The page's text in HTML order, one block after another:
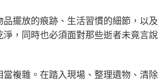
擺放的痕跡、生活習慣的細節，以及
，同時也必須面對那些逝者未竟言說
複雜。在踏入現場、整理遺物、清除